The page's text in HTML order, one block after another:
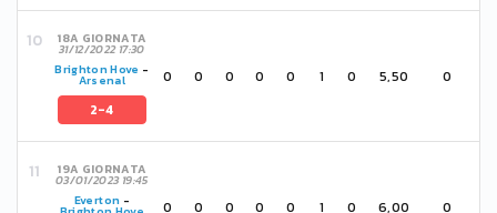
18A GIORNATA
31/12/2022 17:30
Brighton Hove -
Arsenal
2-4
0 0 0 0 0 1 0 5,50 0
19A GIORNATA
03/01/2023 19:45
Everton - 0 0 0 0 0 1 0 6,00 0